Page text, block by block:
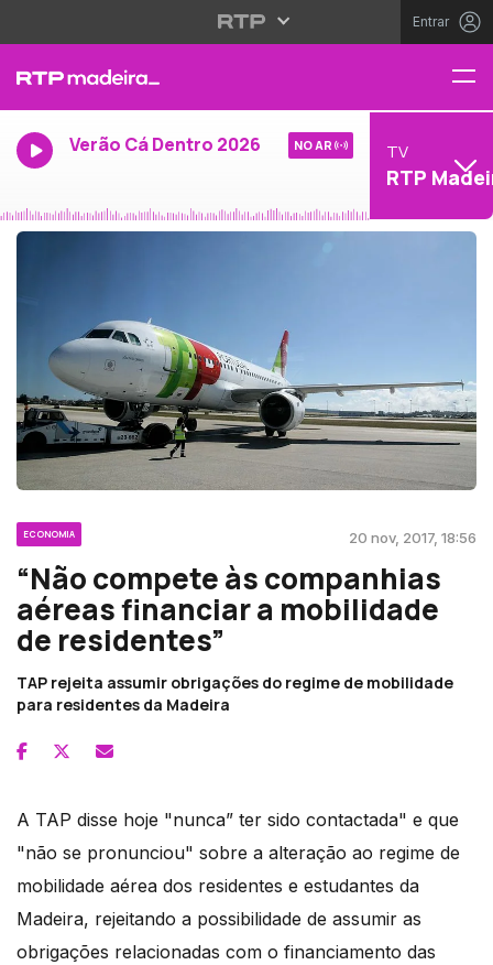
Entrar
Verão Cá Dentro 2026 NO AR TV
RTP
ECONOMIA 20 nov, 2017, 18:56
“Não compete às companhias
aéreas financiar a mobilidade
de residentes”
TAP rejeita assumir obrigações do regime de mobilidade
para residentes da Madeira
A TAP disse hoje "nunca” ter sido contactada" e que
"não se pronunciou" sobre a alteração ao regime de
mobilidade aérea dos residentes e estudantes da
Madeira, rejeitando a possibilidade de assumir as
obrigações relacionadas com o financiamento das